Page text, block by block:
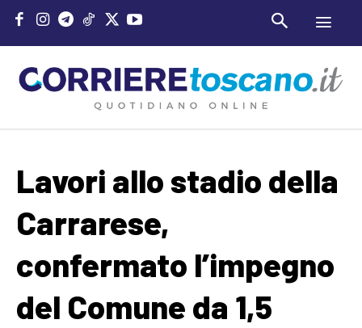
Lavori allo stadio della
Carrarese,
confermato l’impegno
del Comune da 1,5